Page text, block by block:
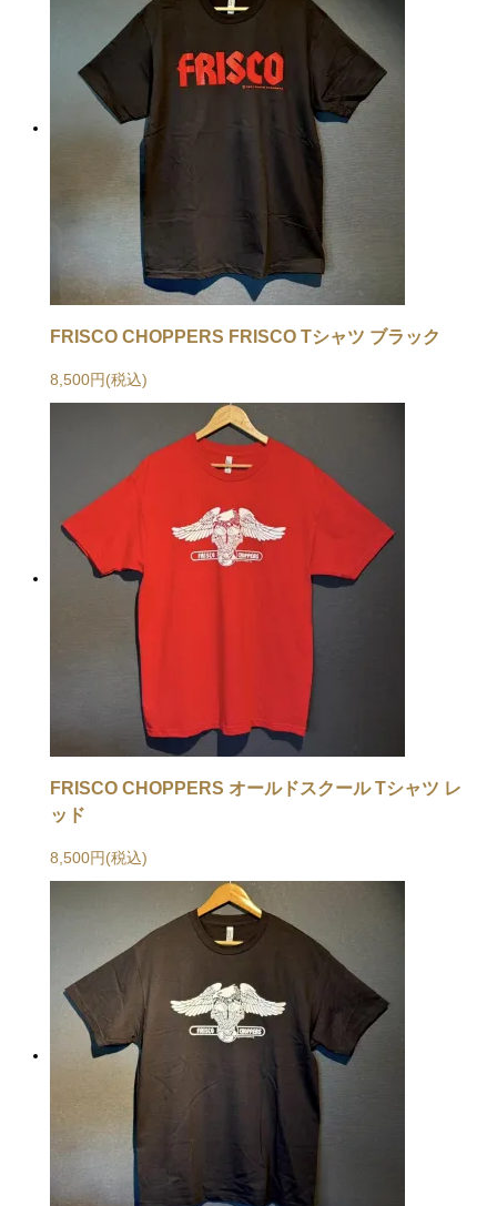
FRISCO CHOPPERS FRISCO Tシャツ ブラック
8,500円(税込)
FRISCO CHOPPERS オールドスクール Tシャツ レ
ッド
8,500円(税込)